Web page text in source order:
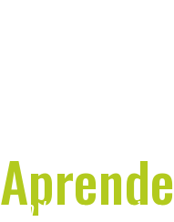
con los